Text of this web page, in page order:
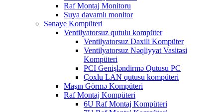
Raf Montaj Monitoru
Suya davamlı monitor
Sənaye Kompüteri
Ventilyatorsuz qutulu kompüter
Ventilyatorsuz Daxili Kompüter
Ventilyatorsuz Nəqliyyat Vasitəsi
Kompüteri
PCI Genişləndirmə Qutusu PC
Çoxlu LAN qutusu kompüteri
Maşın Görmə Kompüteri
Raf Montaj Kompüteri
6U Raf Montaj Kompüteri